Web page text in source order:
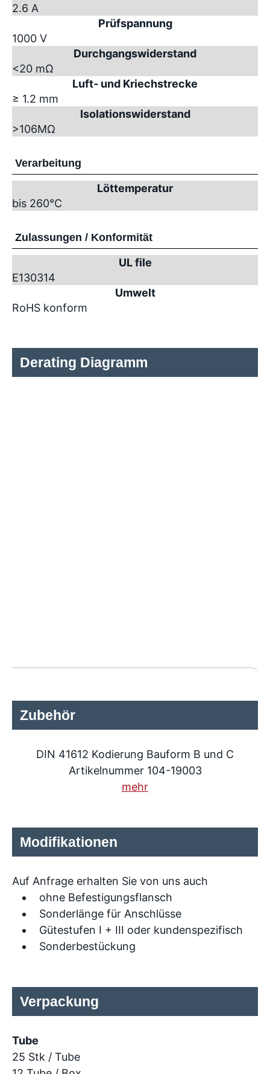
2.6 A
Prüfspannung
1000 V
Durchgangswiderstand
<20 mΩ
Luft- und Kriechstrecke
≥ 1.2 mm
Isolationswiderstand
>106MΩ
Verarbeitung
Löttemperatur
bis 260°C
Zulassungen / Konformität
UL file
E130314
Umwelt
RoHS konform
Derating Diagramm
Zubehör
DIN 41612 Kodierung Bauform B und C
Artikelnummer 104-19003
mehr
Modifikationen
Auf Anfrage erhalten Sie von uns auch
ohne Befestigungsflansch
Sonderlänge für Anschlüsse
Gütestufen I + III oder kundenspezifisch
Sonderbestückung
Verpackung
Tube
25 Stk / Tube